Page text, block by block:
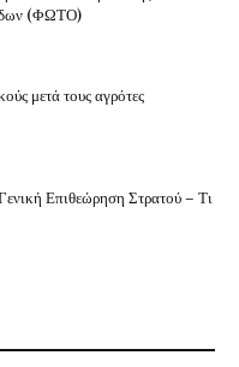
(ΦΩΤΟ)
μετά τους αγρότες
Επιθεώρηση Στρατού – Τι